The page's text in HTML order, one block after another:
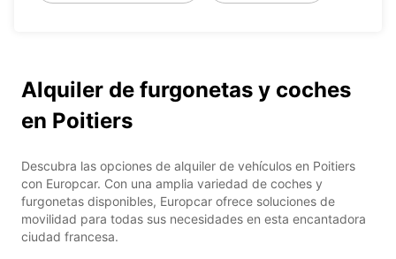
Alquiler de furgonetas y coches
en Poitiers
Descubra las opciones de alquiler de vehículos en Poitiers
con Europcar. Con una amplia variedad de coches y
furgonetas disponibles, Europcar ofrece soluciones de
movilidad para todas sus necesidades en esta encantadora
ciudad francesa.